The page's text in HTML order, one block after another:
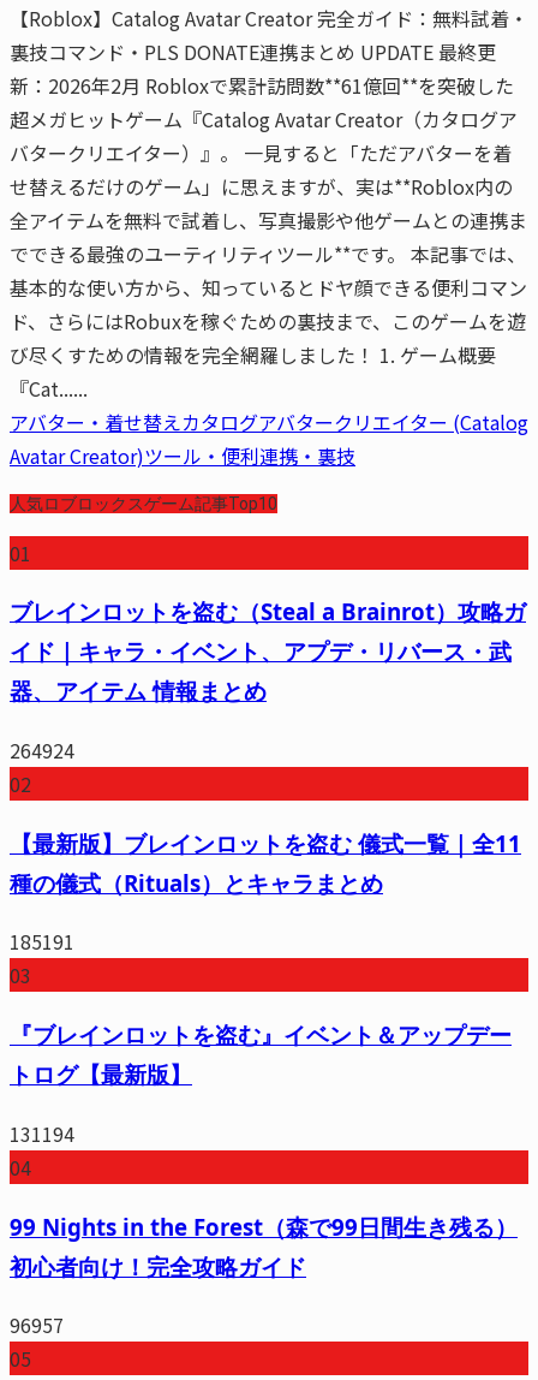
【Roblox】Catalog Avatar Creator 完全ガイド：無料試着・
裏技コマンド・PLS DONATE連携まとめ UPDATE 最終更
新：2026年2月 Robloxで累計訪問数**61億回**を突破した
超メガヒットゲーム『Catalog Avatar Creator（カタログア
バタークリエイター）』。 一見すると「ただアバターを着
せ替えるだけのゲーム」に思えますが、実は**Roblox内の
全アイテムを無料で試着し、写真撮影や他ゲームとの連携ま
でできる最強のユーティリティツール**です。 本記事では、
基本的な使い方から、知っているとドヤ顔できる便利コマン
ド、さらにはRobuxを稼ぐための裏技まで、このゲームを遊
び尽くすための情報を完全網羅しました！ 1. ゲーム概要
『Cat......
アバター・着せ替えカタログアバタークリエイター (Catalog
Avatar Creator)ツール・便利連携・裏技
人気ロブロックスゲーム記事Top10
01
ブレインロットを盗む（Steal a Brainrot）攻略ガ
イド｜キャラ・イベント、アプデ・リバース・武
器、アイテム 情報まとめ
264924
02
【最新版】ブレインロットを盗む 儀式一覧｜全11
種の儀式（Rituals）とキャラまとめ
185191
03
『ブレインロットを盗む』イベント＆アップデー
トログ【最新版】
131194
04
99 Nights in the Forest（森で99日間生き残る）
初心者向け！完全攻略ガイド
96957
05